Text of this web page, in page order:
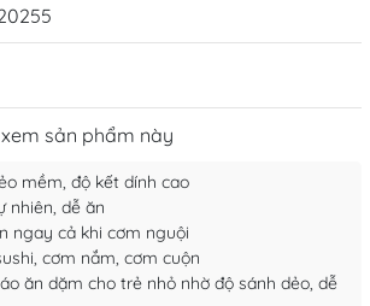
sản phẩm này
mềm, độ kết dính cao
nhiên, dễ ăn
ngay cả khi cơm nguội
cơm nắm, cơm cuộn
ăn dặm cho trẻ nhỏ nhờ độ sánh dẻo, dễ